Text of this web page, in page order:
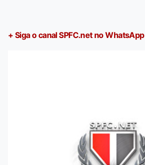
+ Siga o canal SPFC.net no WhatsApp